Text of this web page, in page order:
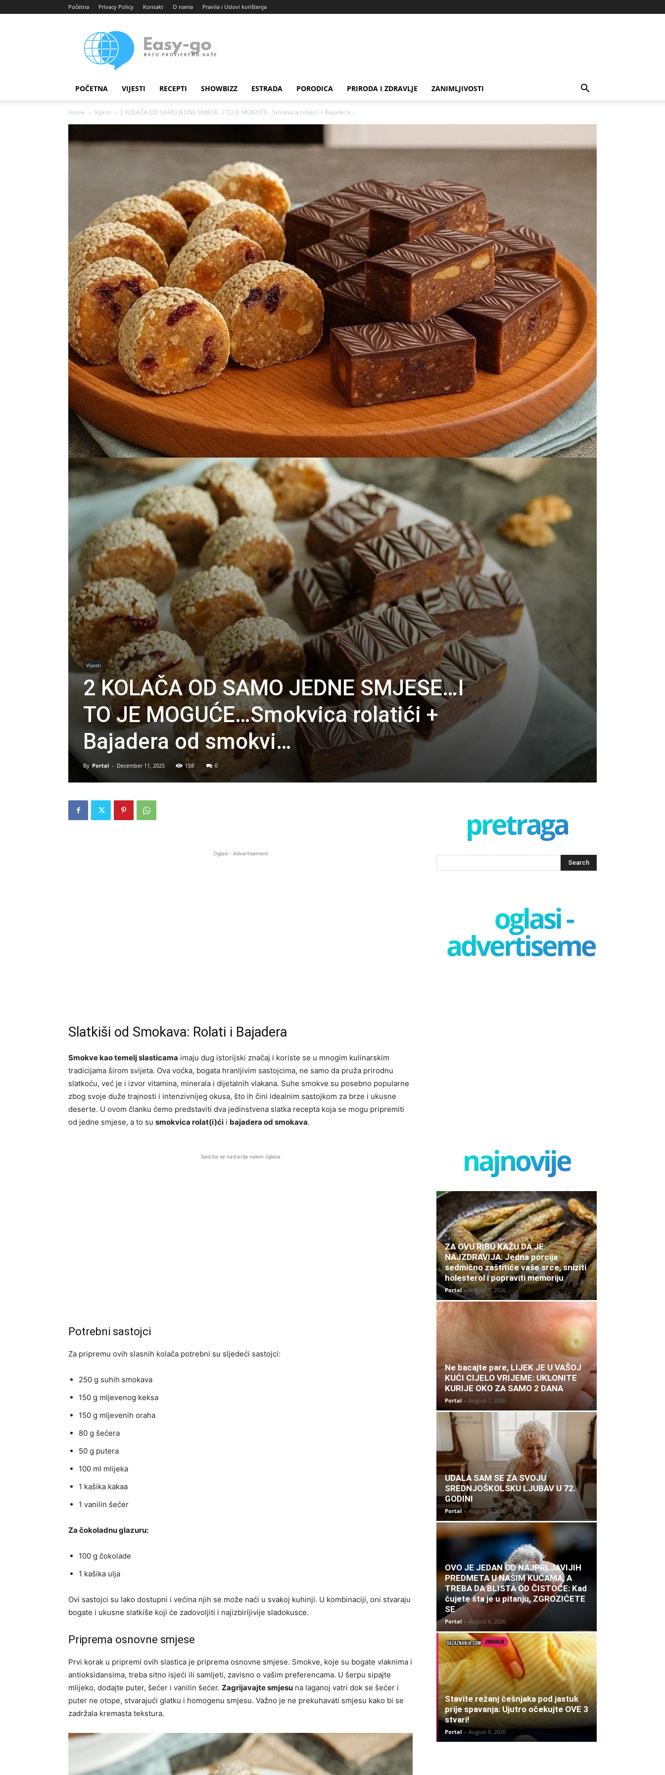
Početna Privacy Policy Kontakt O nama Pravila i Uslovi korištenja
portal
POČETNA VIJESTI RECEPTI SHOWBIZZ ESTRADA PORODICA PRIRODA I ZDRAVLJE ZANIMLJIVOSTI
Home Vijesti 2 KOLAČA OD SAMO JEDNE SMJESE…I TO JE MOGUĆE…Smokvica rolatići + Bajadera...
Vijesti
2 KOLAČA OD SAMO JEDNE SMJESE…I
TO JE MOGUĆE…Smokvica rolatići +
Bajadera od smokvi…
By Portal - December 11, 2025 158 0
Oglasi - Advertisement
Slatkiši od Smokava: Rolati i Bajadera
Smokve kao temelj slasticama imaju dug istorijski značaj i koriste se u mnogim kulinarskim
tradicijama širom svijeta. Ova voćka, bogata hranljivim sastojcima, ne samo da pruža prirodnu
slatkoću, već je i izvor vitamina, minerala i dijetalnih vlakana. Suhe smokve su posebno popularne
zbog svoje duže trajnosti i intenzivnijeg okusa, što ih čini idealnim sastojkom za brze i ukusne
deserte. U ovom članku ćemo predstaviti dva jedinstvena slatka recepta koja se mogu pripremiti
od jedne smjese, a to su smokvica rolat(i)ći i bajadera od smokava.
Sadržaj se nastavlja nakon oglasa
Potrebni sastojci
Za pripremu ovih slasnih kolača potrebni su sljedeći sastojci:
250 g suhih smokava
150 g mljevenog keksa
150 g mljevenih oraha
80 g šećera
50 g putera
100 ml mlijeka
1 kašika kakaa
1 vanilin šećer
Za čokoladnu glazuru:
100 g čokolade
1 kašika ulja
Ovi sastojci su lako dostupni i većina njih se može naći u svakoj kuhinji. U kombinaciji, oni stvaraju
bogate i ukusne slatkiše koji će zadovoljiti i najizbirljivije sladokusce.
Priprema osnovne smjese
Prvi korak u pripremi ovih slastica je priprema osnovne smjese. Smokve, koje su bogate vlaknima i
antioksidansima, treba sitno isjeći ili samljeti, zavisno o vašim preferencama. U šerpu sipajte
mlijeko, dodajte puter, šećer i vanilin šećer. Zagrijavajte smjesu na laganoj vatri dok se šećer i
puter ne otope, stvarajući glatku i homogenu smjesu. Važno je ne prekuhavati smjesu kako bi se
zadržala kremasta tekstura.
pretraga
oglasi -
advertisement
najnovije
ZA OVU RIBU KAŽU DA JE
NAJZDRAVIJA: Jedna porcija
sedmično zaštitiće vaše srce, sniziti
holesterol i popraviti memoriju
Portal - August 7, 2026
Ne bacajte pare, LIJEK JE U VAŠOJ
KUĆI CIJELO VRIJEME: UKLONITE
KURIJE OKO ZA SAMO 2 DANA
Portal - August 7, 2026
UDALA SAM SE ZA SVOJU
SREDNJOŠKOLSKU LJUBAV U 72.
GODINI
Portal - August 7, 2026
OVO JE JEDAN OD NAJPRLJAVIJIH
PREDMETA U NAŠIM KUĆAMA, A
TREBA DA BLISTA OD ČISTOĆE: Kad
čujete šta je u pitanju, ZGROZIĆETE
SE
Portal - August 6, 2026
Stavite režanj češnjaka pod jastuk
prije spavanja: Ujutro očekujte OVE 3
stvari!
Portal - August 6, 2026